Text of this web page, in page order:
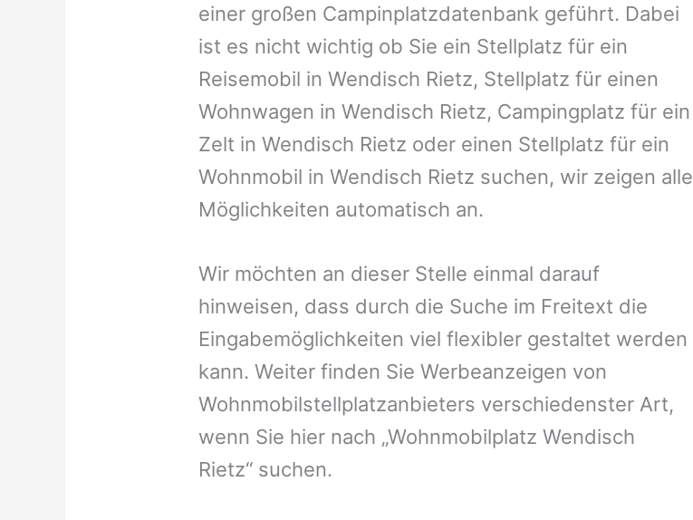
einer großen Campinplatzdatenbank geführt. Dabei
ist es nicht wichtig ob Sie ein Stellplatz für ein
Reisemobil in Wendisch Rietz, Stellplatz für einen
Wohnwagen in Wendisch Rietz, Campingplatz für ein
Zelt in Wendisch Rietz oder einen Stellplatz für ein
Wohnmobil in Wendisch Rietz suchen, wir zeigen alle
Möglichkeiten automatisch an.
Wir möchten an dieser Stelle einmal darauf
hinweisen, dass durch die Suche im Freitext die
Eingabemöglichkeiten viel flexibler gestaltet werden
kann. Weiter finden Sie Werbeanzeigen von
Wohnmobilstellplatzanbieters verschiedenster Art,
wenn Sie hier nach „Wohnmobilplatz Wendisch
Rietz“ suchen.